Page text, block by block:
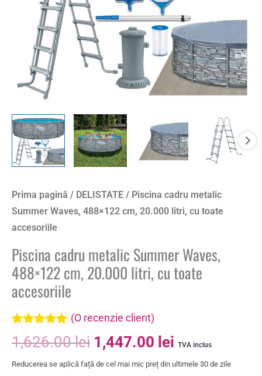
Prima pagină / DELISTATE / Piscina cadru metalic
Summer Waves, 488×122 cm, 20.000 litri, cu toate
accesoriile
Piscina cadru metalic Summer Waves,
488×122 cm, 20.000 litri, cu toate
accesoriile
Evaluat la
5.00din 5 pe
singure
(O recenzie client)
1,626.00lei 1,447.00 lei TVA inclus
Reducerea se aplică față de cel mai mic preț din ultimele 30 de zile